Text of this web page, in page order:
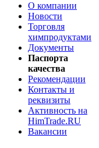
О компании
Новости
Торговля
химпродуктами
Документы
Паспорта
качества
Рекомендации
Контакты и
реквизиты
Активность на
HimTrade.RU
Вакансии